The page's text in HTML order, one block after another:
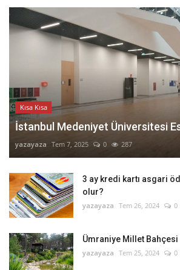
Kısa Kısa
İstanbul Medeniyet Üniversitesi
yazayaza Tem 7, 2025 0 287
3 ay kredi kartı asgari
olur?
yazayaza Tem 26, 2024 0
Ümraniye Millet Bahçesi
yazayaza Tem 25, 2024 0